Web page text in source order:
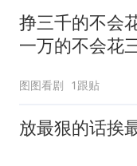
挣三千的不会
一万的不会花
图图看剧 1跟贴
放最狠的话挨